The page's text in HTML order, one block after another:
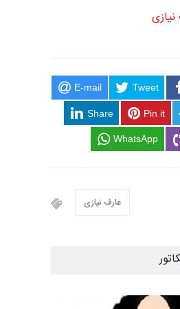
E-mail Tweet
Share Pin it
WhatsApp
عارف نیازی